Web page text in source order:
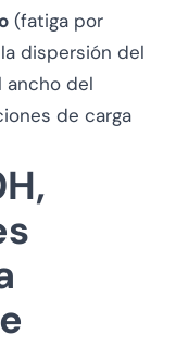
(fatiga por
dispersión del
ancho del
de carga